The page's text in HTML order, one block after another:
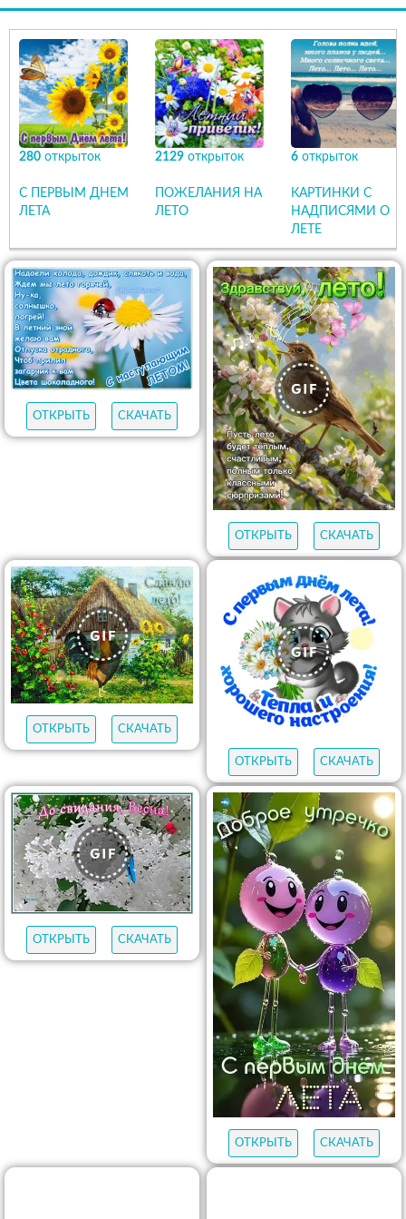
280 открыток
С ПЕРВЫМ ДНЕМ
ЛЕТА
2129 открыток
ПОЖЕЛАНИЯ НА
ЛЕТО
6 открыток
КАРТИНКИ С
НАДПИСЯМИ О
ЛЕТЕ
ОТКРЫТЬ СКАЧАТЬ
ОТКРЫТЬ СКАЧАТЬ
ОТКРЫТЬ СКАЧАТЬ
ОТКРЫТЬ СКАЧАТЬ
ОТКРЫТЬ СКАЧАТЬ
ОТКРЫТЬ СКАЧАТЬ